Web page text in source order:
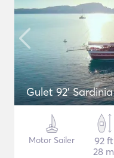
Gulet 92' Sardinia
Motor Sailer
92 ft
28 m